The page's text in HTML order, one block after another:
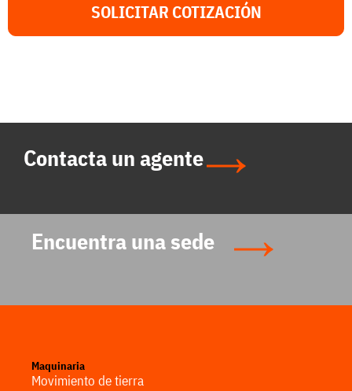
SOLICITAR COTIZACIÓN
Contacta un agente
Encuentra una sede
Maquinaria
Movimiento de tierra